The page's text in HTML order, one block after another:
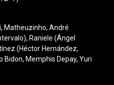
Matheuzinho, André
Raniele (Ángel
(Héctor Hernández,
Bidon, Memphis Depay, Yuri